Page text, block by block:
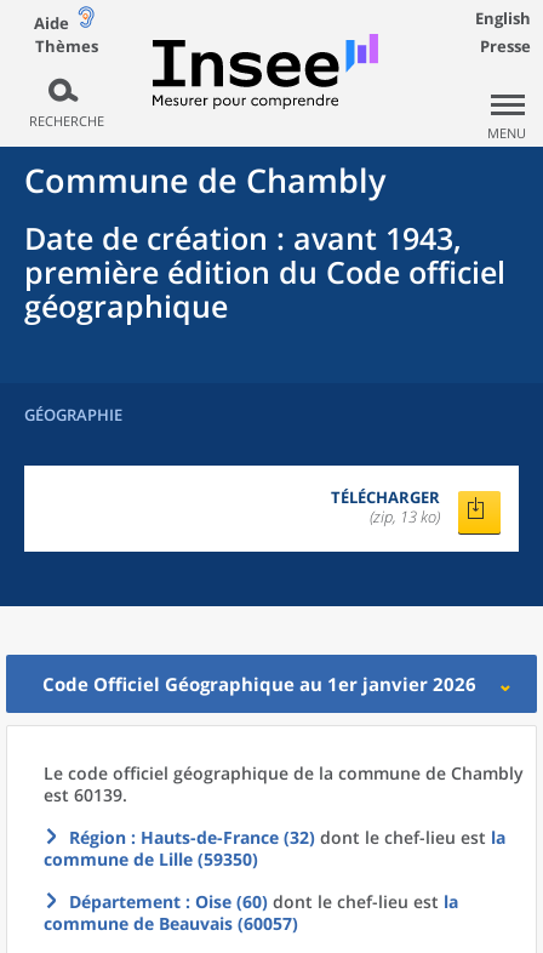
Aide
Thèmes
RECHERCHE
English
Presse
MENU
Commune de Chambly
Date de création : avant 1943,
première édition du Code officiel
géographique
GÉOGRAPHIE
TÉLÉCHARGER
(zip, 13 ko)
Code Officiel Géographique au 1er janvier 2026
Le code officiel géographique de la commune de Chambly
est 60139.
Région : Hauts-de-France (32) dont le chef-lieu est la
commune de Lille (59350)
Département : Oise (60) dont le chef-lieu est la
commune de Beauvais (60057)